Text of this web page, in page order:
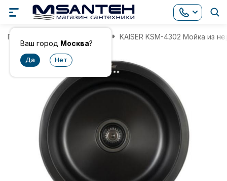
Ваш город Москва?
Главная KAISER KSM-4302 Мойка из